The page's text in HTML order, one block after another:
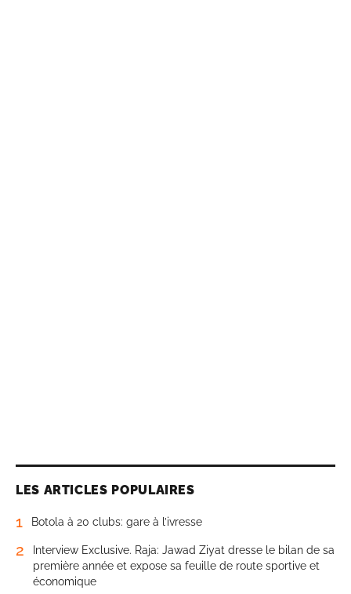
LES ARTICLES POPULAIRES
1 Botola à 20 clubs: gare à l’ivresse
2
Interview Exclusive. Raja: Jawad Ziyat dresse le bilan de sa
première année et expose sa feuille de route sportive et
économique